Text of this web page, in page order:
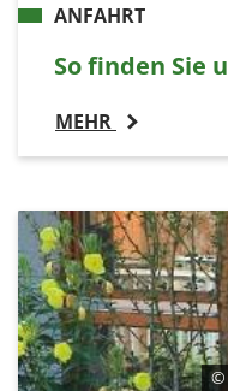
ANFAHRT
So finden Sie
MEHR
©